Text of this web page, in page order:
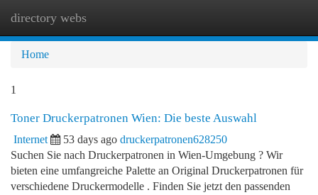
directory webs
Home
1
Toner Druckerpatronen Wien: Die beste Auswahl
Internet 53 days ago druckerpatronen628250
Suchen Sie nach Druckerpatronen in Wien-Umgebung ? Wir
bieten eine umfangreiche Palette an Original Druckerpatronen für
verschiedene Druckermodelle . Finden Sie jetzt den passenden